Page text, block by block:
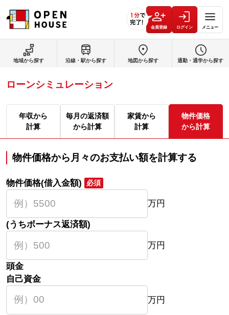
会員登録 ログイン メニュー
地域から探す 沿線・駅から探す 地図から探す 通勤・通学から探す
ローンシミュレーション
年収から
計算
毎月の返済額
から計算
家賃から
計算
物件価格
から計算
物件価格から月々のお支払い額を計算する
物件価格(借入金額) 必須
万円
(うちボーナス返済額)
万円
頭金
自己資金
万円